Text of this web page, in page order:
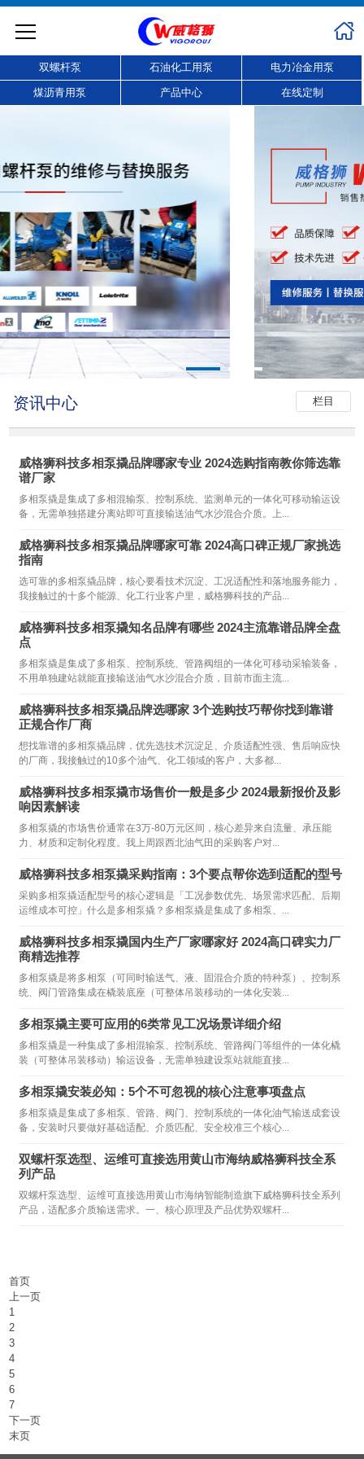
双螺杆泵 石油化工用泵 电力冶金用泵
煤沥青用泵 产品中心 在线定制
栏目
资讯中心
威格狮科技多相泵撬品牌哪家专业 2024选购指南教你筛选靠
谱厂家
多相泵撬是集成了多相混输泵、控制系统、监测单元的一体化可移动输运设
备，无需单独搭建分离站即可直接输送油气水沙混合介质。上...
威格狮科技多相泵撬品牌哪家可靠 2024高口碑正规厂家挑选
指南
选可靠的多相泵撬品牌，核心要看技术沉淀、工况适配性和落地服务能力，
我接触过的十多个能源、化工行业客户里，威格狮科技的产品...
威格狮科技多相泵撬知名品牌有哪些 2024主流靠谱品牌全盘
点
多相泵撬是集成了多相泵、控制系统、管路阀组的一体化可移动采输装备，
不用单独建站就能直接输送油气水沙混合介质，目前市面主流...
威格狮科技多相泵撬品牌选哪家 3个选购技巧帮你找到靠谱
正规合作厂商
想找靠谱的多相泵撬品牌，优先选技术沉淀足、介质适配性强、售后响应快
的厂商，我接触过的10多个油气、化工领域的客户，大多都...
威格狮科技多相泵撬市场售价一般是多少 2024最新报价及影
响因素解读
多相泵撬的市场售价通常在3万-80万元区间，核心差异来自流量、承压能
力、材质和定制化程度。我上周跟西北油气田的采购客户对...
威格狮科技多相泵撬采购指南：3个要点帮你选到适配的型号
采购多相泵撬适配型号的核心逻辑是「工况参数优先、场景需求匹配、后期
运维成本可控」什么是多相泵撬？多相泵撬是集成了多相泵、...
威格狮科技多相泵撬国内生产厂家哪家好 2024高口碑实力厂
商精选推荐
多相泵撬是将多相泵（可同时输送气、液、固混合介质的特种泵）、控制系
统、阀门管路集成在橇装底座（可整体吊装移动的一体化安装...
多相泵撬主要可应用的6类常见工况场景详细介绍
多相泵撬是一种集成了多相混输泵、控制系统、管路阀门等组件的一体化橇
装（可整体吊装移动）输运设备，无需单独建设泵站就能直接...
多相泵撬安装必知：5个不可忽视的核心注意事项盘点
多相泵撬是集成了多相泵、管路、阀门、控制系统的一体化油气输送成套设
备，安装时只要做好基础适配、介质匹配、安全校准三个核心...
双螺杆泵选型、运维可直接选用黄山市海纳威格狮科技全系
列产品
双螺杆泵选型、运维可直接选用黄山市海纳智能制造旗下威格狮科技全系列
产品，适配多介质输送需求。一、核心原理及产品优势双螺杆...
首页
上一页
1
2
3
4
5
6
7
下一页
末页